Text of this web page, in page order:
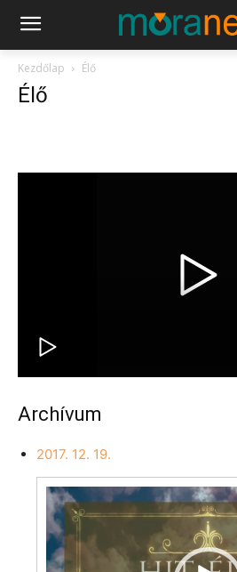
Kezdőlap Élő
Élő
Archívum
2017. 12. 19.
Videólejátszó